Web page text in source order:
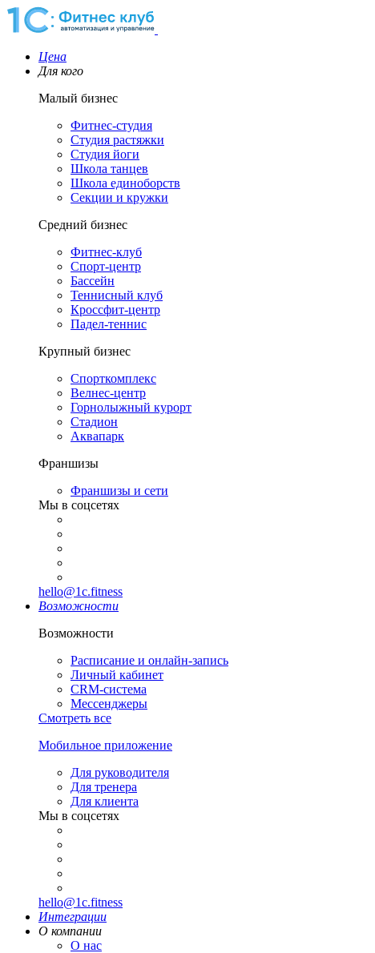
Цена
Для кого
Малый бизнес
Фитнес-студия
Студия растяжки
Студия йоги
Школа танцев
Школа единоборств
Секции и кружки
Средний бизнес
Фитнес-клуб
Спорт-центр
Бассейн
Теннисный клуб
Кроссфит-центр
Падел-теннис
Крупный бизнес
Спорткомплекс
Велнес-центр
Горнолыжный курорт
Стадион
Аквапарк
Франшизы
Франшизы и сети
Мы в соцсетях
hello@1c.fitness
Возможности
Возможности
Расписание и онлайн-запись
Личный кабинет
CRM-система
Мессенджеры
Смотреть все
Мобильное приложение
Для руководителя
Для тренера
Для клиента
Мы в соцсетях
hello@1c.fitness
Интеграции
О компании
О нас